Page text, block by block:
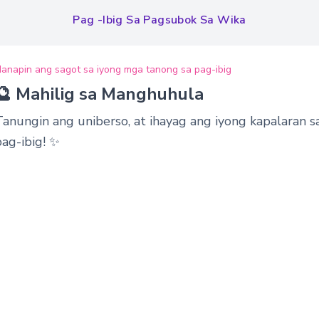
Pag -ibig Sa Pagsubok Sa Wika
ang sagot sa iyong mga tanong sa pag-ibig
Mahilig sa Manghuhula
ang uniberso, at ihayag ang iyong kapalaran
ibig! ✨